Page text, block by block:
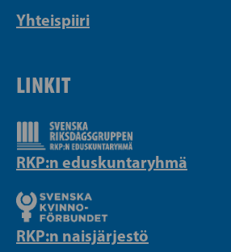
Yhteispiiri
LINKIT
RKP:n eduskuntaryhmä
RKP:n naisjärjestö